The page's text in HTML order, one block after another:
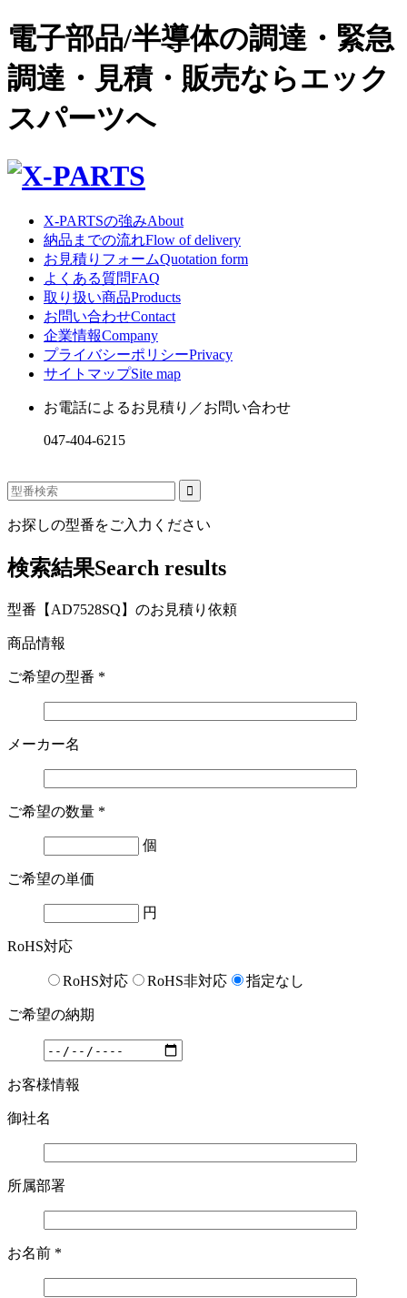
電子部品/半導体の調達・緊急
調達・見積・販売ならエック
スパーツへ
X-PARTSの強みAbout
納品までの流れFlow of delivery
お見積りフォームQuotation form
よくある質問FAQ
取り扱い商品Products
お問い合わせContact
企業情報Company
プライバシーポリシーPrivacy
サイトマップSite map
お電話によるお見積り／お問い合わせ
047-404-6215
お探しの型番をご入力ください
検索結果Search results
型番【AD7528SQ】のお見積り依頼
商品情報
ご希望の型番 *
メーカー名
ご希望の数量 *
個
ご希望の単価
円
RoHS対応
RoHS対応 RoHS非対応 指定なし
ご希望の納期
お客様情報
御社名
所属部署
お名前 *